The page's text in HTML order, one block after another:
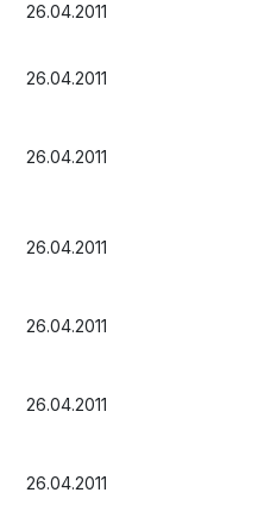
26.04.2011
26.04.2011
26.04.2011
26.04.2011
26.04.2011
26.04.2011
26.04.2011